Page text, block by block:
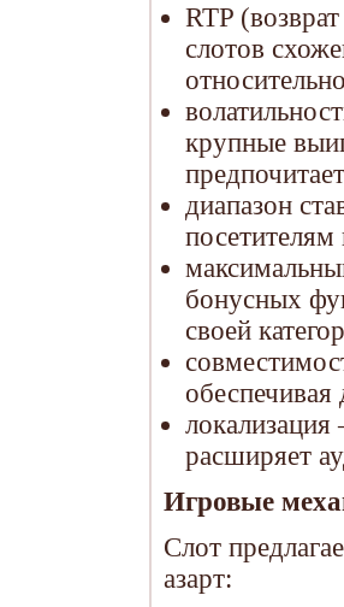
RTP
слотов
крупные
диапазон
бонусных
своей
расширяет
Игровые
Слот
азарт: